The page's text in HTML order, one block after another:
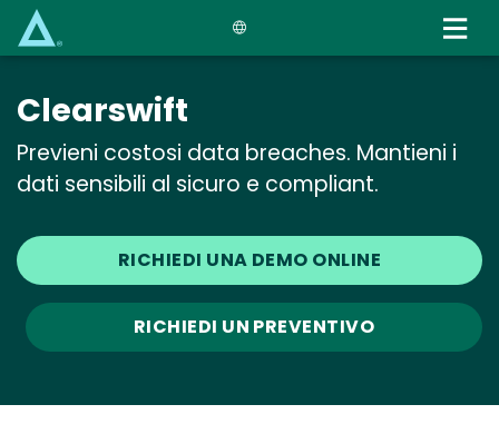
Clearswift
Previeni costosi data breaches. Mantieni i
dati sensibili al sicuro e compliant.
RICHIEDI UNA DEMO ONLINE
RICHIEDI UN PREVENTIVO